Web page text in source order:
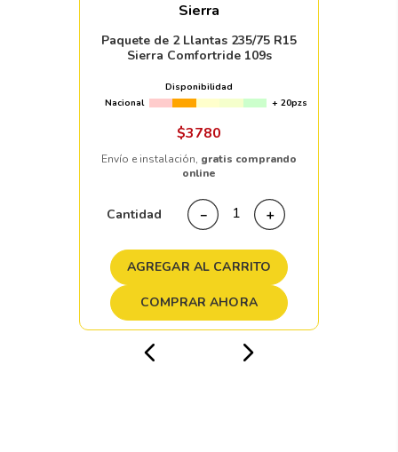
Sierra
Paquete de 2 Llantas 235/75 R15
Sierra Comfortride 109s
Disponibilidad
Nacional
+ 20pzs
$3780
Envío e instalación, gratis comprando
online
Cantidad ＋
－
AGREGAR AL CARRITO
COMPRAR AHORA